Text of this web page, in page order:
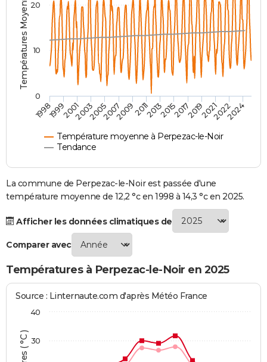
Destinations
City break
Voyage nature
Voyage de noces
Forum
Climat
PHOTO
GUIDES D'ACHAT
BONS PLANS
CARTE DE VOEUX
Carte de Noël
Carte Bonne année
Carte Saint-Valentin
Carte Pâques
Carte d'anniversaire
DICTIONNAIRE
PROGRAMME TV
S'inscrire
Se connecter
Lycées
Collèges
Primaires
Universités
Entreprises
Service militaire
Avis de recherche
AVIS DE DÉCÈS
Températures Moyennes ( °C )
Température moyenne à Perpezac-le-Noir
Tendance
199819992001200320052007200920112013201520172019202120222024
0
10
20
La commune de Perpezac-le-Noir est passée d'une
température moyenne de 12,2 °c en 1998 à 14,3 °c en 2025.
Afficher les données climatiques de
Comparer avec
Températures à Perpezac-le-Noir en 2025
Source : Linternaute.com d'après Météo France
30
40